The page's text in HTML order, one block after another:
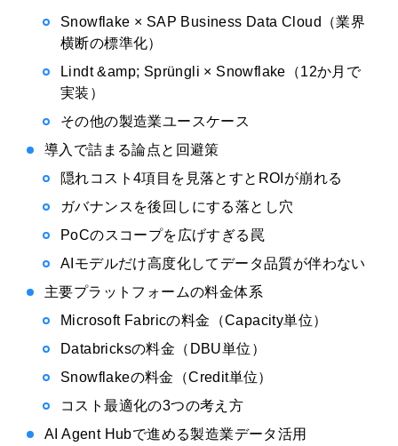
Snowflake × SAP Business Data Cloud（業界
横断の標準化）
Lindt &amp; Sprüngli × Snowflake（12か月で
実装）
その他の製造業ユースケース
導入で詰まる論点と回避策
隠れコスト4項目を見落とすとROIが崩れる
ガバナンスを後回しにする落とし穴
PoCのスコープを広げすぎる罠
AIモデルだけ高度化してデータ品質が伴わない
主要プラットフォームの料金体系
Microsoft Fabricの料金（Capacity単位）
Databricksの料金（DBU単位）
Snowflakeの料金（Credit単位）
コスト最適化の3つの考え方
AI Agent Hubで進める製造業データ活用